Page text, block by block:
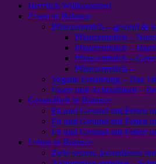
Herzlich Willkommen!
Essen in Balance
Pflanzenmilch – gesund &
Pflanzenmilch –
Pflanzenmilch –
Pflanzenmilch –
Pflanzenmilch –
Vegane Ernährung – Das
Essen und Achtsamkeit –
Gesundheit in Balance
Fit und Gesund mit Fetten
Fit und Gesund mit Fetten
Fit und Gesund mit Fetten
Leben in Balance
Ziele setzen, formulieren